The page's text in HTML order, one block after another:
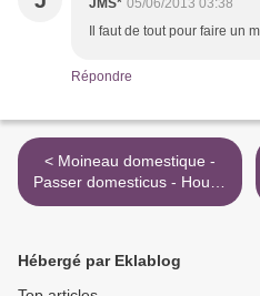
JMS* 05/06/2013 03:38
Il faut de tout pour faire un
Répondre
< Moineau domestique -
Passer domesticus - House
Sparrow
Hébergé par Eklablog